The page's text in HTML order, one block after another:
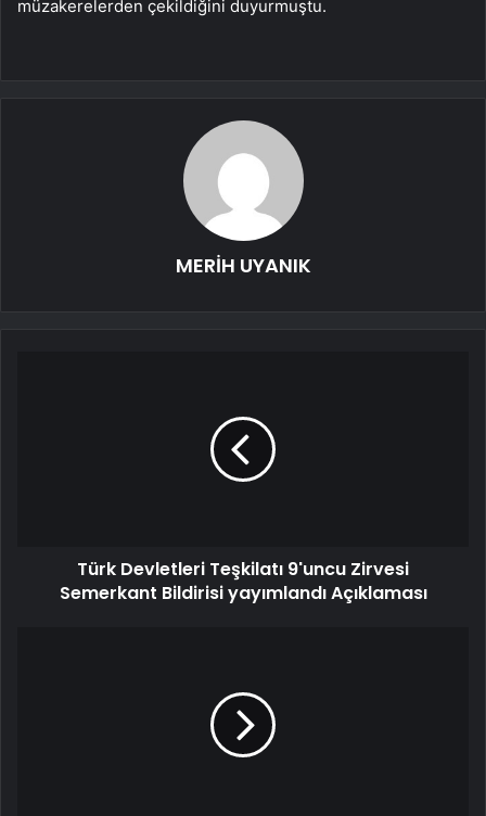
müzakerelerden çekildiğini duyurmuştu.
MERİH UYANIK
Türk Devletleri Teşkilatı 9'uncu Zirvesi
Semerkant Bildirisi yayımlandı Açıklaması